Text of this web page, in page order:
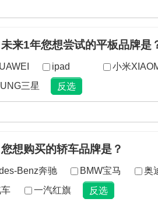
来1年您想尝试的平板品牌是
ipad 小米
三星
想购买的轿车品牌是？
Benz奔驰 BMW宝马 奥
一汽红旗